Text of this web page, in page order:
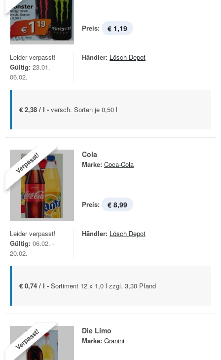
Preis: € 1,19
Leider verpasst!
Gültig: 23.01. -
06.02.
Händler: Lösch Depot
€ 2,38 / l - versch. Sorten je 0,50 l
Verpasst! Cola
Marke: Coca-Cola
Preis: € 8,99
Leider verpasst!
Gültig: 06.02. -
20.02.
Händler: Lösch Depot
€ 0,74 / l - Sortiment 12 x 1,0 l zzgl. 3,30 Pfand
Verpasst! Die Limo
Marke: Granini